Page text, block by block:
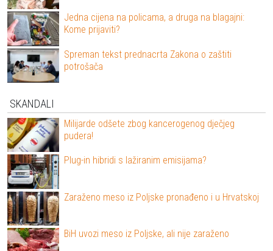
Jedna cijena na policama, a druga na blagajni:
Kome prijaviti?
Spreman tekst prednacrta Zakona o zaštiti
potrošača
SKANDALI
Milijarde odšete zbog kancerogenog dječjeg
pudera!
Plug-in hibridi s lažiranim emisijama?
Zaraženo meso iz Poljske pronađeno i u Hrvatskoj
BiH uvozi meso iz Poljske, ali nije zaraženo